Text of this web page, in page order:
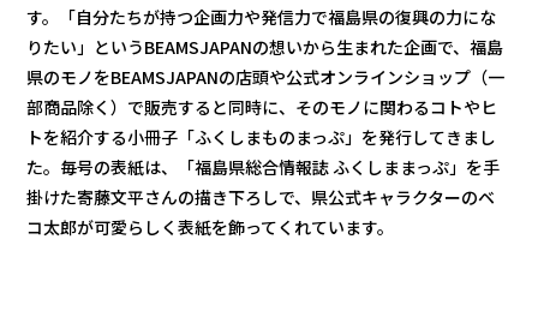
す。「自分たちが持つ企画力や発信力で福島県の復興の力にな
りたい」というBEAMSJAPANの想いから生まれた企画で、福島
県のモノをBEAMSJAPANの店頭や公式オンラインショップ（一
部商品除く）で販売すると同時に、そのモノに関わるコトやヒ
トを紹介する小冊子「ふくしまものまっぷ」を発行してきまし
た。毎号の表紙は、「福島県総合情報誌 ふくしままっぷ」を手
掛けた寄藤文平さんの描き下ろしで、県公式キャラクターのベ
コ太郎が可愛らしく表紙を飾ってくれています。